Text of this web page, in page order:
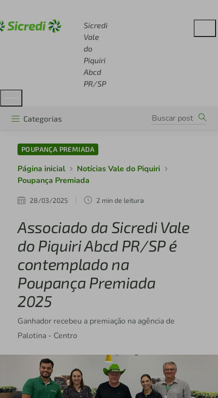
Sicredi
Vale
do
Piquiri
Abcd
PR/SP
Categorias
POUPANÇA PREMIADA
Página inicial
Notícias Vale do Piquiri
Poupança Premiada
28/03/2025 2 min de leitura
Associado da Sicredi Vale
do Piquiri Abcd PR/SP é
contemplado na
Poupança Premiada
2025
Ganhador recebeu a premiação na agência de
Palotina - Centro